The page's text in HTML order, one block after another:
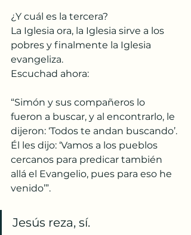
¿Y cuál es la tercera?
La Iglesia ora, la Iglesia sirve a los
pobres y finalmente la Iglesia
evangeliza.
Escuchad ahora:
“Simón y sus compañeros lo
fueron a buscar, y al encontrarlo, le
dijeron: ‘Todos te andan buscando’.
Él les dijo: ‘Vamos a los pueblos
cercanos para predicar también
allá el Evangelio, pues para eso he
venido’”.
Jesús reza, sí.